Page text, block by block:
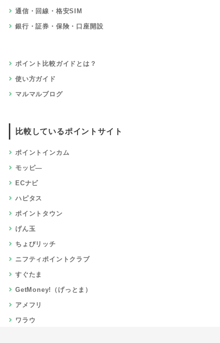
通信・回線・格安SIM
銀行・証券・保険・口座開設
ポイント比較ガイドとは？
使い方ガイド
マルマルブログ
比較しているポイントサイト
ポイントインカム
モッピ―
ECナビ
ハピタス
ポイントタウン
げん玉
ちょびリッチ
ニフティポイントクラブ
すぐたま
GetMoney!（げっとま）
アメフリ
ワラウ